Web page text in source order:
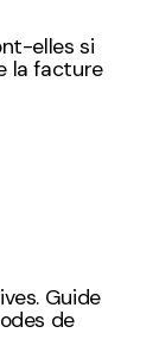
elles si
la facture
Guide
de